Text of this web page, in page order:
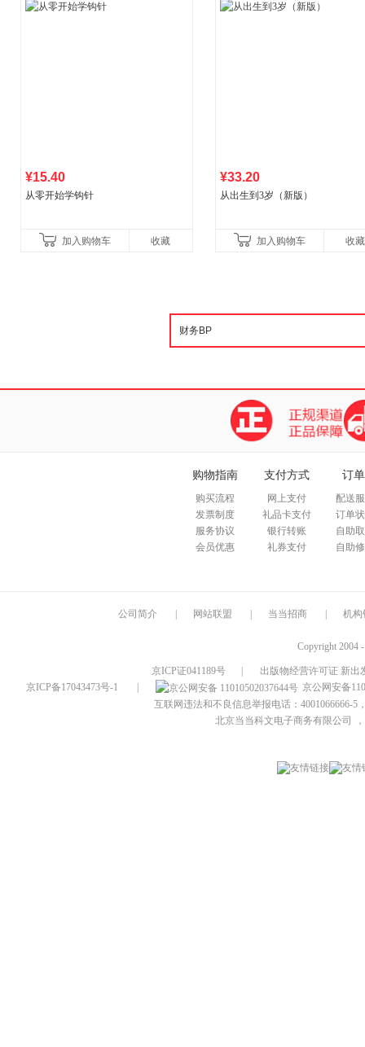
¥15.40
从零开始学钩针
加入购物车 收藏
¥33.20
从出生到3岁（新版）
加入购物车 收藏
购物指南
购买流程
发票制度
服务协议
会员优惠
支付方式
网上支付
礼品卡支付
银行转账
礼券支付
订
配送
订单
自助
自助
公司简介 网站联盟 当当招商 机构
Copyright 2004
京ICP证041189号
出版物经营许可证 新出
京ICP备17043473号-1
京公网安备
互联网违法和不良信息举报电话：4001066666-5
北京当当科文电子商务有限公司